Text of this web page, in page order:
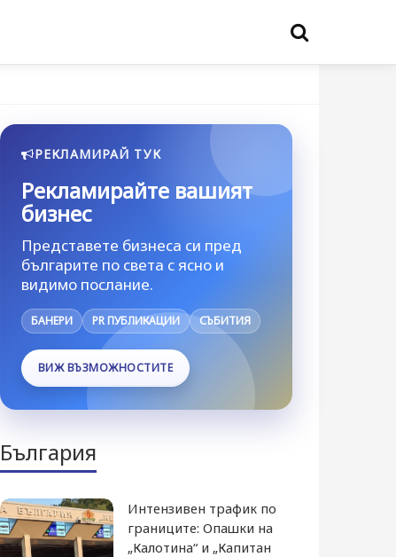
РЕКЛАМИРАЙ ТУК
Рекламирайте вашият
бизнес
Представете бизнеса си пред
българите по света с ясно и
видимо послание.
БАНЕРИ PR ПУБЛИКАЦИИ СЪБИТИЯ
ВИЖ ВЪЗМОЖНОСТИТЕ
България
Интензивен трафик по
границите: Опашки на
„Калотина“ и „Капитан